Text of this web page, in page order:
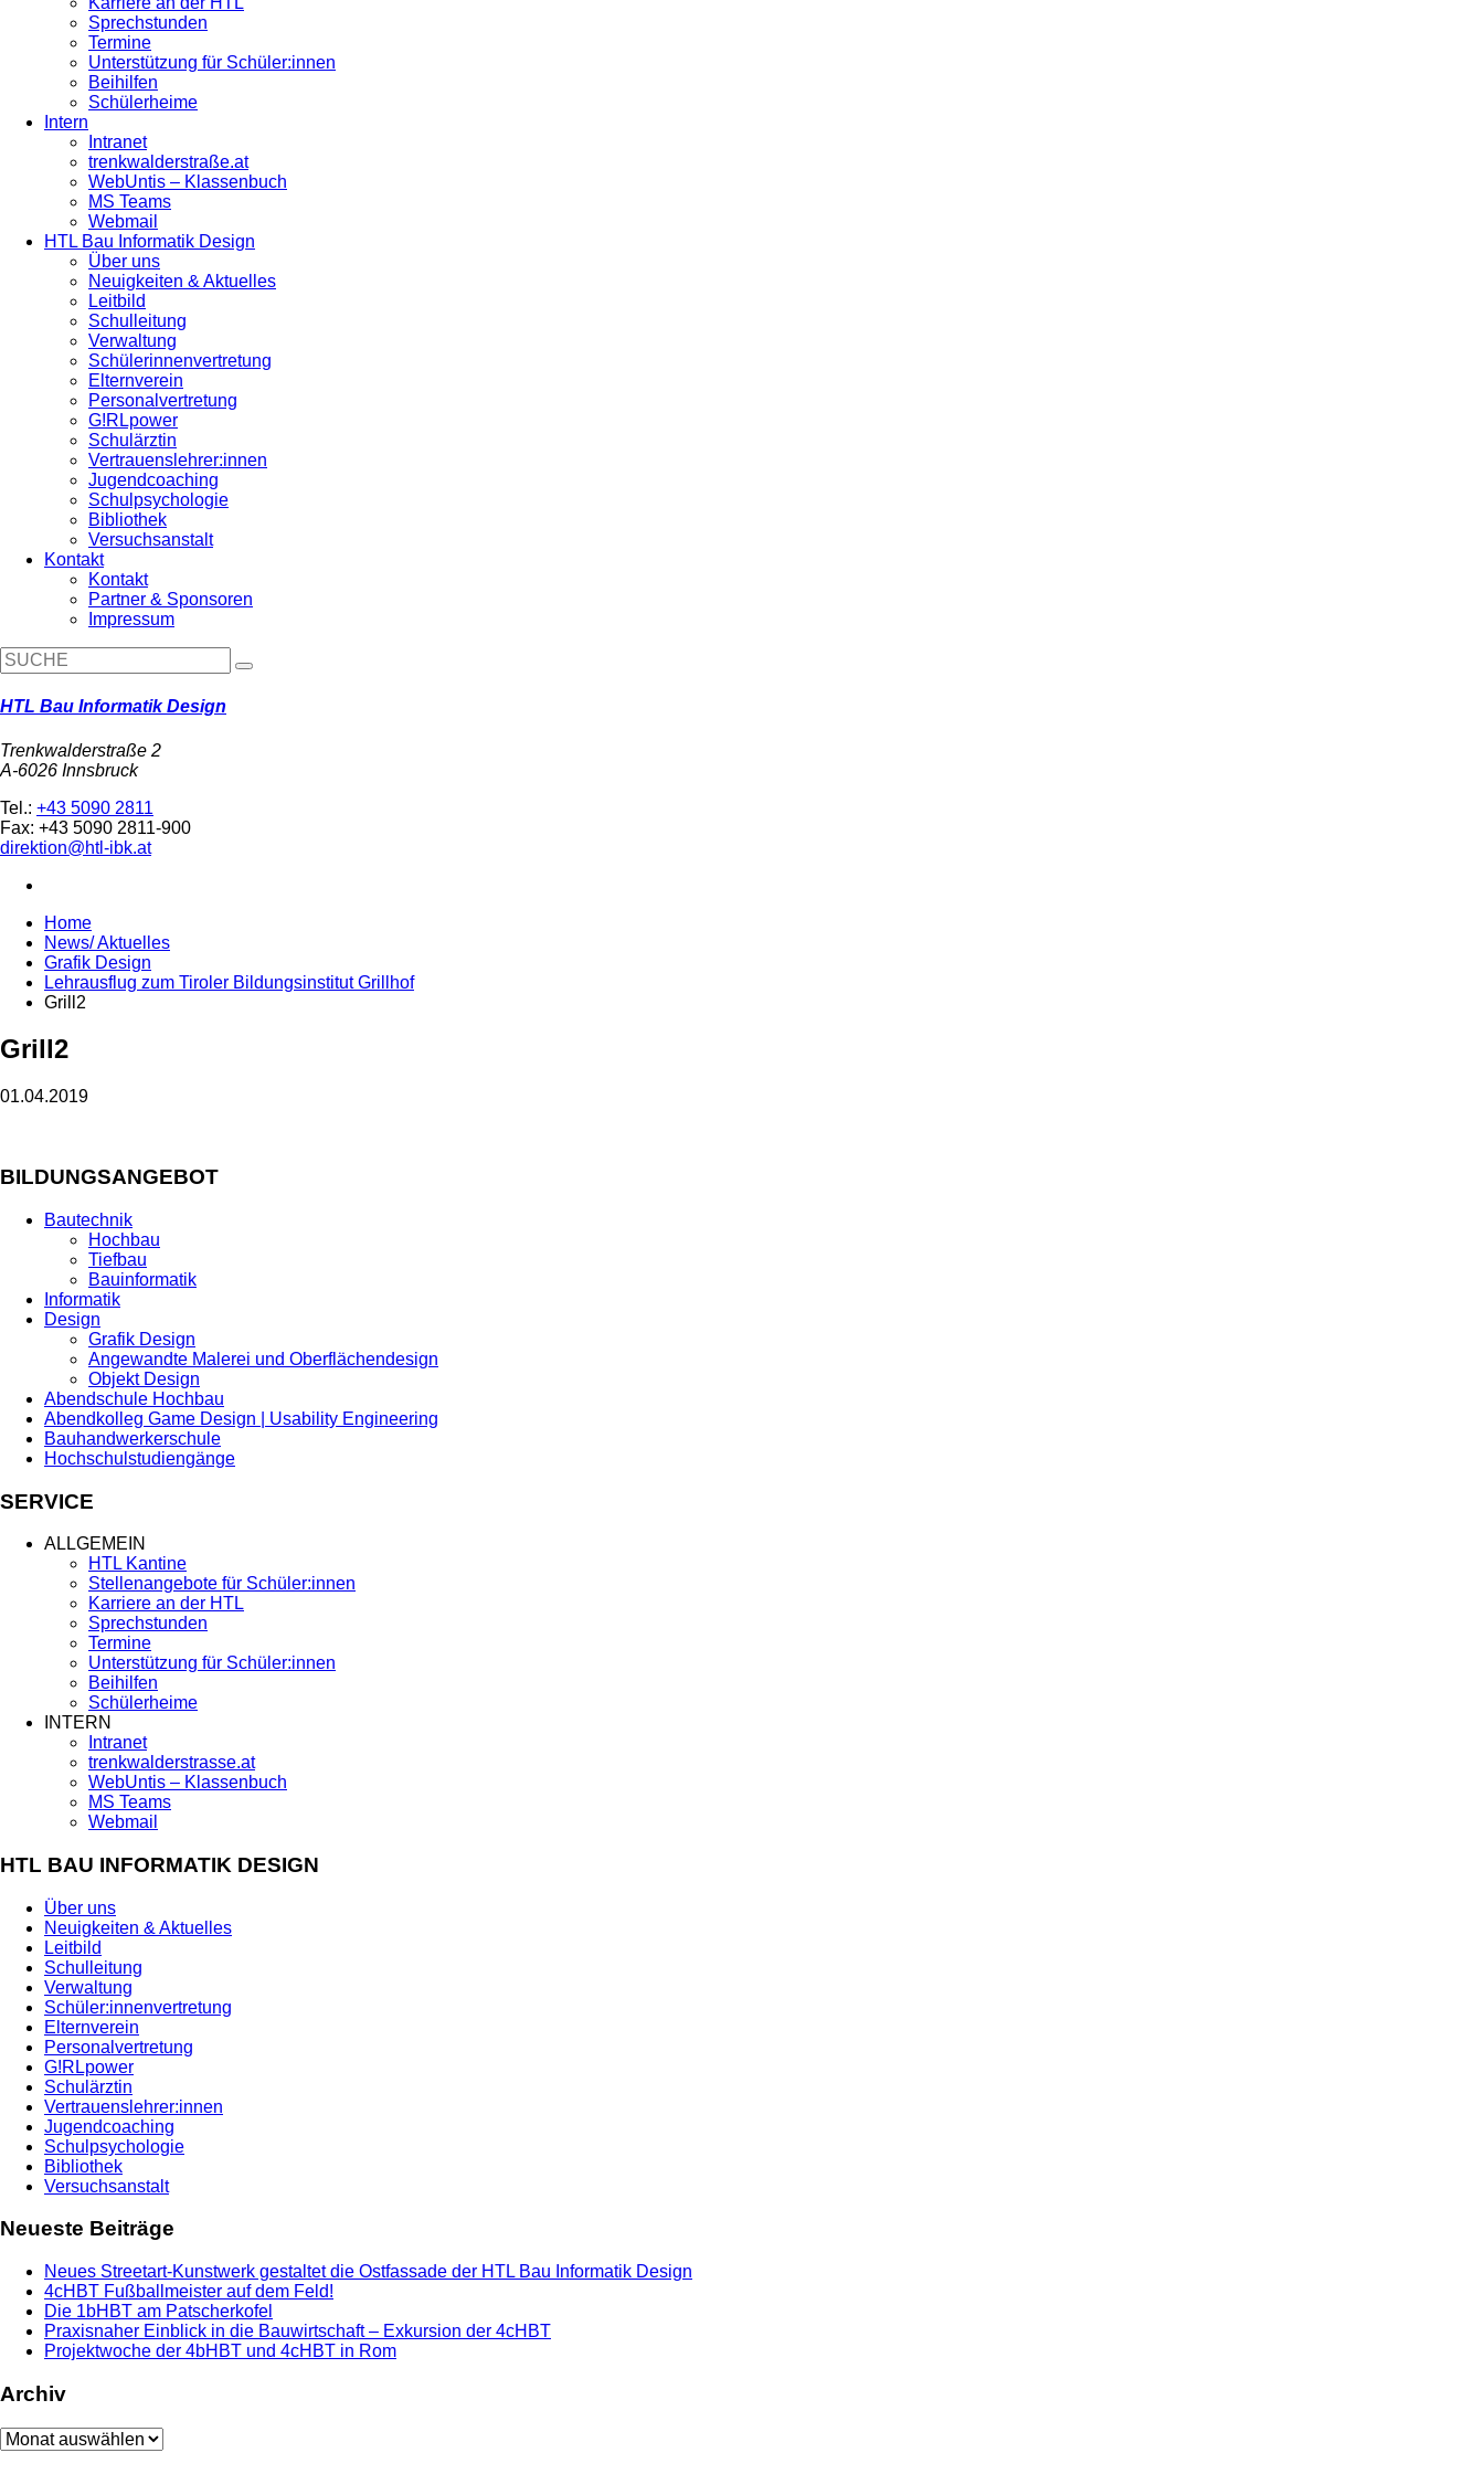
Sprechstunden
Termine
Unterstützung für Schüler:innen
Beihilfen
Schülerheime
Intern
Intranet
trenkwalderstraße.at
WebUntis – Klassenbuch
MS Teams
Webmail
HTL Bau Informatik Design
Über uns
Neuigkeiten & Aktuelles
Leitbild
Schulleitung
Verwaltung
Schülerinnenvertretung
Elternverein
Personalvertretung
G!RLpower
Schulärztin
Vertrauenslehrer:innen
Jugendcoaching
Schulpsychologie
Bibliothek
Versuchsanstalt
Kontakt
Kontakt
Partner & Sponsoren
Impressum
HTL Bau Informatik Design
Trenkwalderstraße 2
A-6026 Innsbruck
Tel.: +43 5090 2811
Fax: +43 5090 2811-900
direktion@htl-ibk.at
Home
News/ Aktuelles
Grafik Design
Lehrausflug zum Tiroler Bildungsinstitut Grillhof
Grill2
Grill2
01.04.2019
BILDUNGSANGEBOT
Bautechnik
Hochbau
Tiefbau
Bauinformatik
Informatik
Design
Grafik Design
Angewandte Malerei und Oberflächendesign
Objekt Design
Abendschule Hochbau
Abendkolleg Game Design | Usability Engineering
Bauhandwerkerschule
Hochschulstudiengänge
SERVICE
ALLGEMEIN
HTL Kantine
Stellenangebote für Schüler:innen
Karriere an der HTL
Sprechstunden
Termine
Unterstützung für Schüler:innen
Beihilfen
Schülerheime
INTERN
Intranet
trenkwalderstrasse.at
WebUntis – Klassenbuch
MS Teams
Webmail
HTL BAU INFORMATIK DESIGN
Über uns
Neuigkeiten & Aktuelles
Leitbild
Schulleitung
Verwaltung
Schüler:innenvertretung
Elternverein
Personalvertretung
G!RLpower
Schulärztin
Vertrauenslehrer:innen
Jugendcoaching
Schulpsychologie
Bibliothek
Versuchsanstalt
Neueste Beiträge
Neues Streetart-Kunstwerk gestaltet die Ostfassade der HTL Bau Informatik Design
4cHBT Fußballmeister auf dem Feld!
Die 1bHBT am Patscherkofel
Praxisnaher Einblick in die Bauwirtschaft – Exkursion der 4cHBT
Projektwoche der 4bHBT und 4cHBT in Rom
Archiv
Archiv